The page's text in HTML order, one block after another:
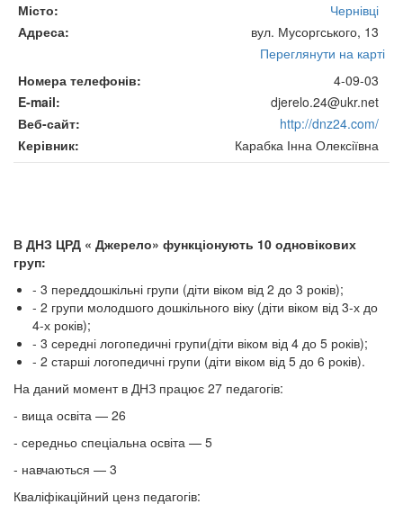
Місто
Чернівці
Адреса
вул. Мусоргського, 13
Переглянути на карті
Номера телефонів
4-09-03
E-mail
djerelo.24@ukr.net
Веб-сайт
http://dnz24.com/
Керівник
Карабка Інна Олексіївна
В ДНЗ ЦРД « Джерело» функціонують 10 одновікових
груп:
- 3 переддошкільні групи (діти віком від 2 до 3 років);
- 2 групи молодшого дошкільного віку (діти віком від 3-х до
4-х років);
- 3 середні логопедичні групи(діти віком від 4 до 5 років);
- 2 старші логопедичні групи (діти віком від 5 до 6 років).
На даний момент в ДНЗ працює 27 педагогів:
- вища освіта — 26
- середньо спеціальна освіта — 5
- навчаються — 3
Кваліфікаційний ценз педагогів: